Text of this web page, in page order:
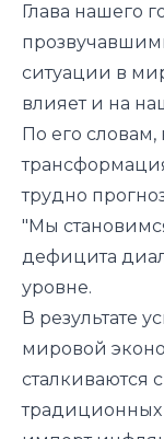
Глава нашего
ситуации в
влияет и на
По его
трудно
"Мы
дефицита
уровне.
В результате
мировой
сталкиваются
традиционных